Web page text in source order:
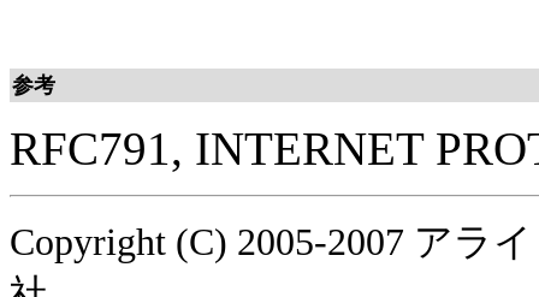
参考
RFC791, INTERNET
Copyright (C) 2005-2007 アラ